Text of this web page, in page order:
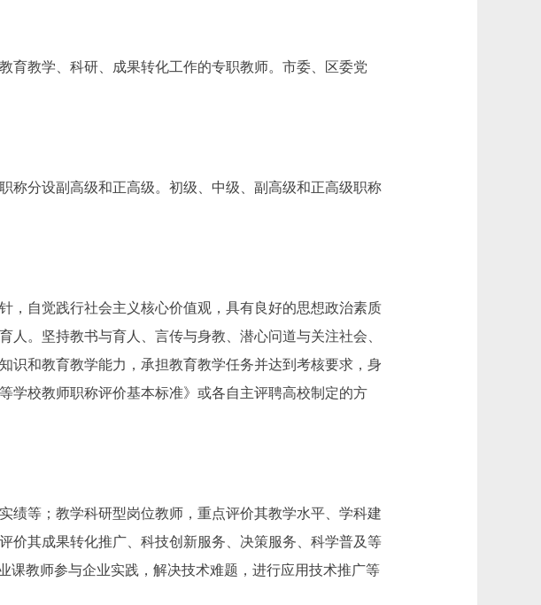
教学、科研、成果转化工作的专职教师。市委、区委党
分设副高级和正高级。初级、中级、副高级和正高级职称
自觉践行社会主义核心价值观，具有良好的思想政治素质
。坚持教书与育人、言传与身教、潜心问道与关注社会、
识和教育教学能力，承担教育教学任务并达到考核要求，身
学校教师职称评价基本标准》或各自主评聘高校制定的方
等；教学科研型岗位教师，重点评价其教学水平、学科建
价其成果转化推广、科技创新服务、决策服务、科学普及等
课教师参与企业实践，解决技术难题，进行应用技术推广等